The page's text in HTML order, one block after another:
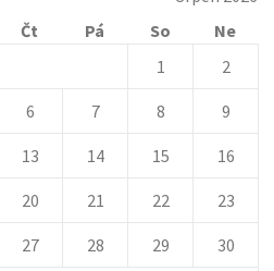
Čt Pá So
Ne
1
2
6 7 8 9
13 14 15 16
20 21 22 23
27 28 29 30